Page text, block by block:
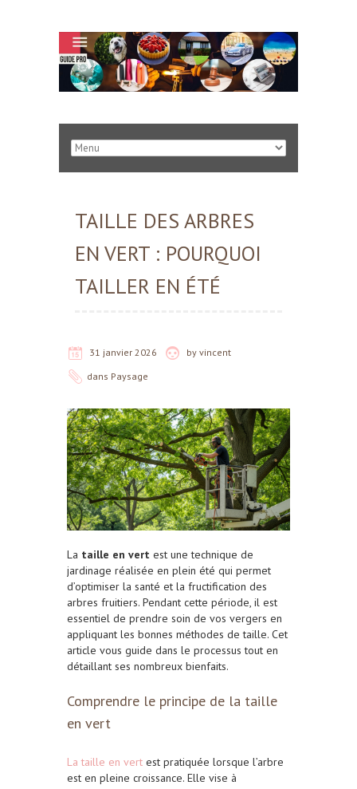
TAILLE DES ARBRES
EN VERT : POURQUOI
TAILLER EN ÉTÉ
31 janvier 2026 by vincent
dans Paysage
La taille en vert est une technique de
jardinage réalisée en plein été qui permet
d’optimiser la santé et la fructification des
arbres fruitiers. Pendant cette période, il est
essentiel de prendre soin de vos vergers en
appliquant les bonnes méthodes de taille. Cet
article vous guide dans le processus tout en
détaillant ses nombreux bienfaits.
Comprendre le principe de la taille
en vert
La taille en vert est pratiquée lorsque l’arbre
est en pleine croissance. Elle vise à